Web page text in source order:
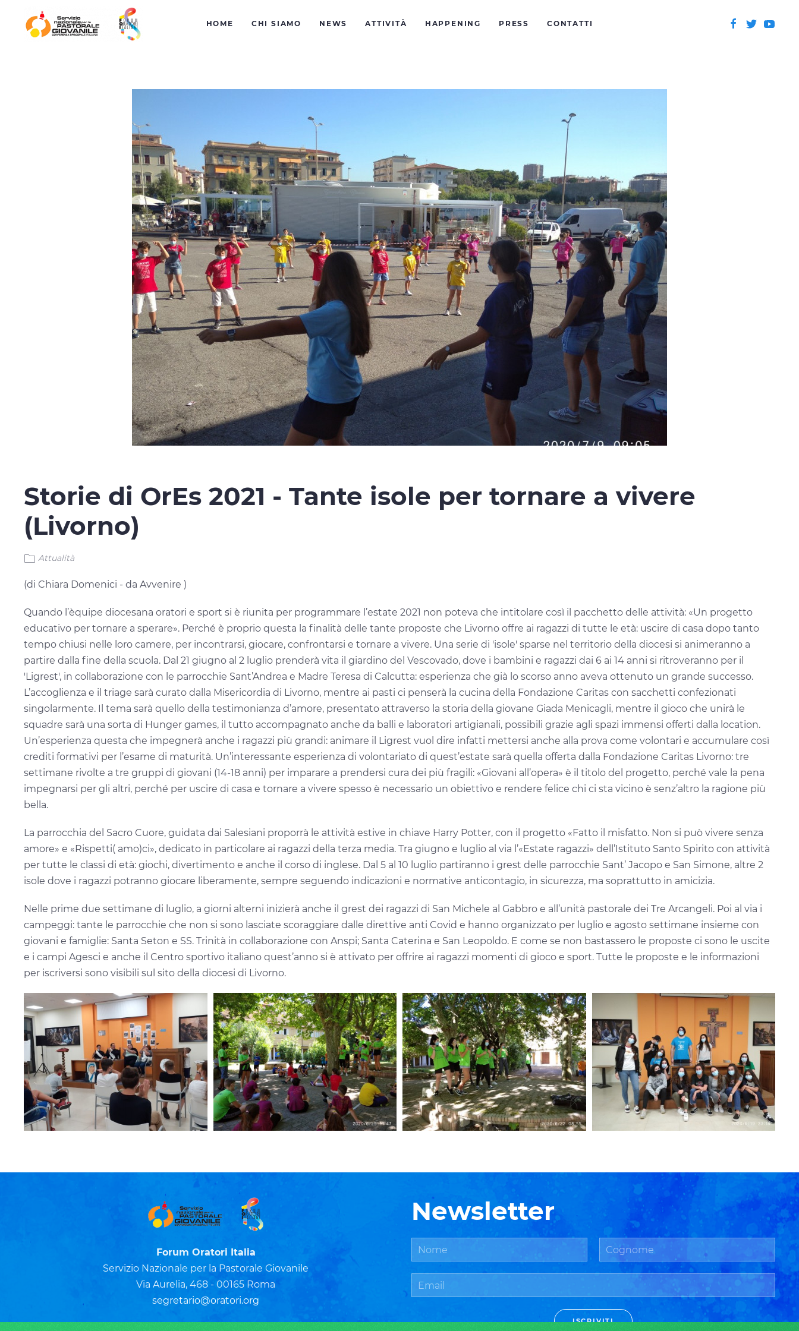
HOME CHI SIAMO NEWS ATTIVITÀ HAPPENING PRESS CONTATTI
Storie di OrEs 2021 - Tante isole per tornare a vivere
(Livorno)
Attualità
(di Chiara Domenici - da Avvenire )
Quando l’èquipe diocesana oratori e sport si è riunita per programmare l’estate 2021 non poteva che intitolare così il pacchetto delle attività: «Un progetto
educativo per tornare a sperare». Perché è proprio questa la finalità delle tante proposte che Livorno offre ai ragazzi di tutte le età: uscire di casa dopo tanto
tempo chiusi nelle loro camere, per incontrarsi, giocare, confrontarsi e tornare a vivere. Una serie di 'isole' sparse nel territorio della diocesi si animeranno a
partire dalla fine della scuola. Dal 21 giugno al 2 luglio prenderà vita il giardino del Vescovado, dove i bambini e ragazzi dai 6 ai 14 anni si ritroveranno per il
'Ligrest', in collaborazione con le parrocchie Sant’Andrea e Madre Teresa di Calcutta: esperienza che già lo scorso anno aveva ottenuto un grande successo.
L’accoglienza e il triage sarà curato dalla Misericordia di Livorno, mentre ai pasti ci penserà la cucina della Fondazione Caritas con sacchetti confezionati
singolarmente. Il tema sarà quello della testimonianza d’amore, presentato attraverso la storia della giovane Giada Menicagli, mentre il gioco che unirà le
squadre sarà una sorta di Hunger games, il tutto accompagnato anche da balli e laboratori artigianali, possibili grazie agli spazi immensi offerti dalla location.
Un’esperienza questa che impegnerà anche i ragazzi più grandi: animare il Ligrest vuol dire infatti mettersi anche alla prova come volontari e accumulare così
crediti formativi per l’esame di maturità. Un’interessante esperienza di volontariato di quest’estate sarà quella offerta dalla Fondazione Caritas Livorno: tre
settimane rivolte a tre gruppi di giovani (14-18 anni) per imparare a prendersi cura dei più fragili: «Giovani all’opera» è il titolo del progetto, perché vale la pena
impegnarsi per gli altri, perché per uscire di casa e tornare a vivere spesso è necessario un obiettivo e rendere felice chi ci sta vicino è senz’altro la ragione più
bella.
La parrocchia del Sacro Cuore, guidata dai Salesiani proporrà le attività estive in chiave Harry Potter, con il progetto «Fatto il misfatto. Non si può vivere senza
amore» e «Rispetti( amo)ci», dedicato in particolare ai ragazzi della terza media. Tra giugno e luglio al via l’«Estate ragazzi» dell’Istituto Santo Spirito con attività
per tutte le classi di età: giochi, divertimento e anche il corso di inglese. Dal 5 al 10 luglio partiranno i grest delle parrocchie Sant’ Jacopo e San Simone, altre 2
isole dove i ragazzi potranno giocare liberamente, sempre seguendo indicazioni e normative anticontagio, in sicurezza, ma soprattutto in amicizia.
Nelle prime due settimane di luglio, a giorni alterni inizierà anche il grest dei ragazzi di San Michele al Gabbro e all’unità pastorale dei Tre Arcangeli. Poi al via i
campeggi: tante le parrocchie che non si sono lasciate scoraggiare dalle direttive anti Covid e hanno organizzato per luglio e agosto settimane insieme con
giovani e famiglie: Santa Seton e SS. Trinità in collaborazione con Anspi; Santa Caterina e San Leopoldo. E come se non bastassero le proposte ci sono le uscite
e i campi Agesci e anche il Centro sportivo italiano quest’anno si è attivato per offrire ai ragazzi momenti di gioco e sport. Tutte le proposte e le informazioni
per iscriversi sono visibili sul sito della diocesi di Livorno.
Forum Oratori Italia
Servizio Nazionale per la Pastorale Giovanile
Via Aurelia, 468 - 00165 Roma
segretario@oratori.org
Newsletter
ISCRIVITI